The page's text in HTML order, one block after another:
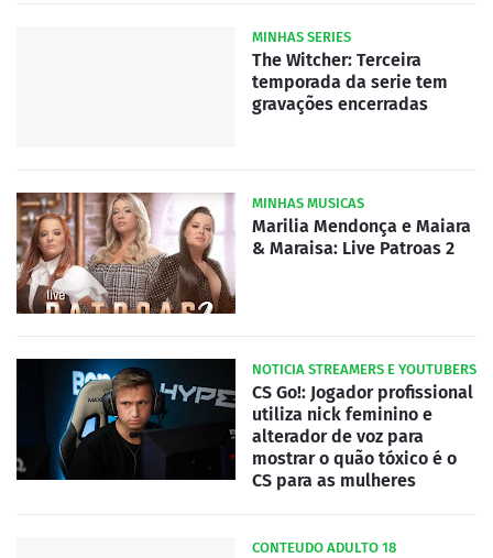
MINHAS SERIES
The Witcher: Terceira
temporada da serie tem
gravações encerradas
MINHAS MUSICAS
Marilia Mendonça e Maiara
& Maraisa: Live Patroas 2
NOTICIA STREAMERS E YOUTUBERS
CS Go!: Jogador profissional
utiliza nick feminino e
alterador de voz para
mostrar o quão tóxico é o
CS para as mulheres
CONTEUDO ADULTO 18